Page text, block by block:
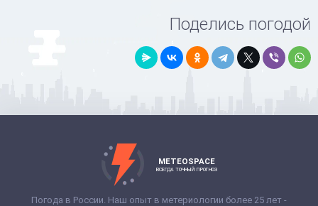
Поделись погодой
METEOSPACE
ВСЕГДА ТОЧНЫЙ ПРОГНОЗ
Погода в России. Наш опыт в метериологии более 25 лет -